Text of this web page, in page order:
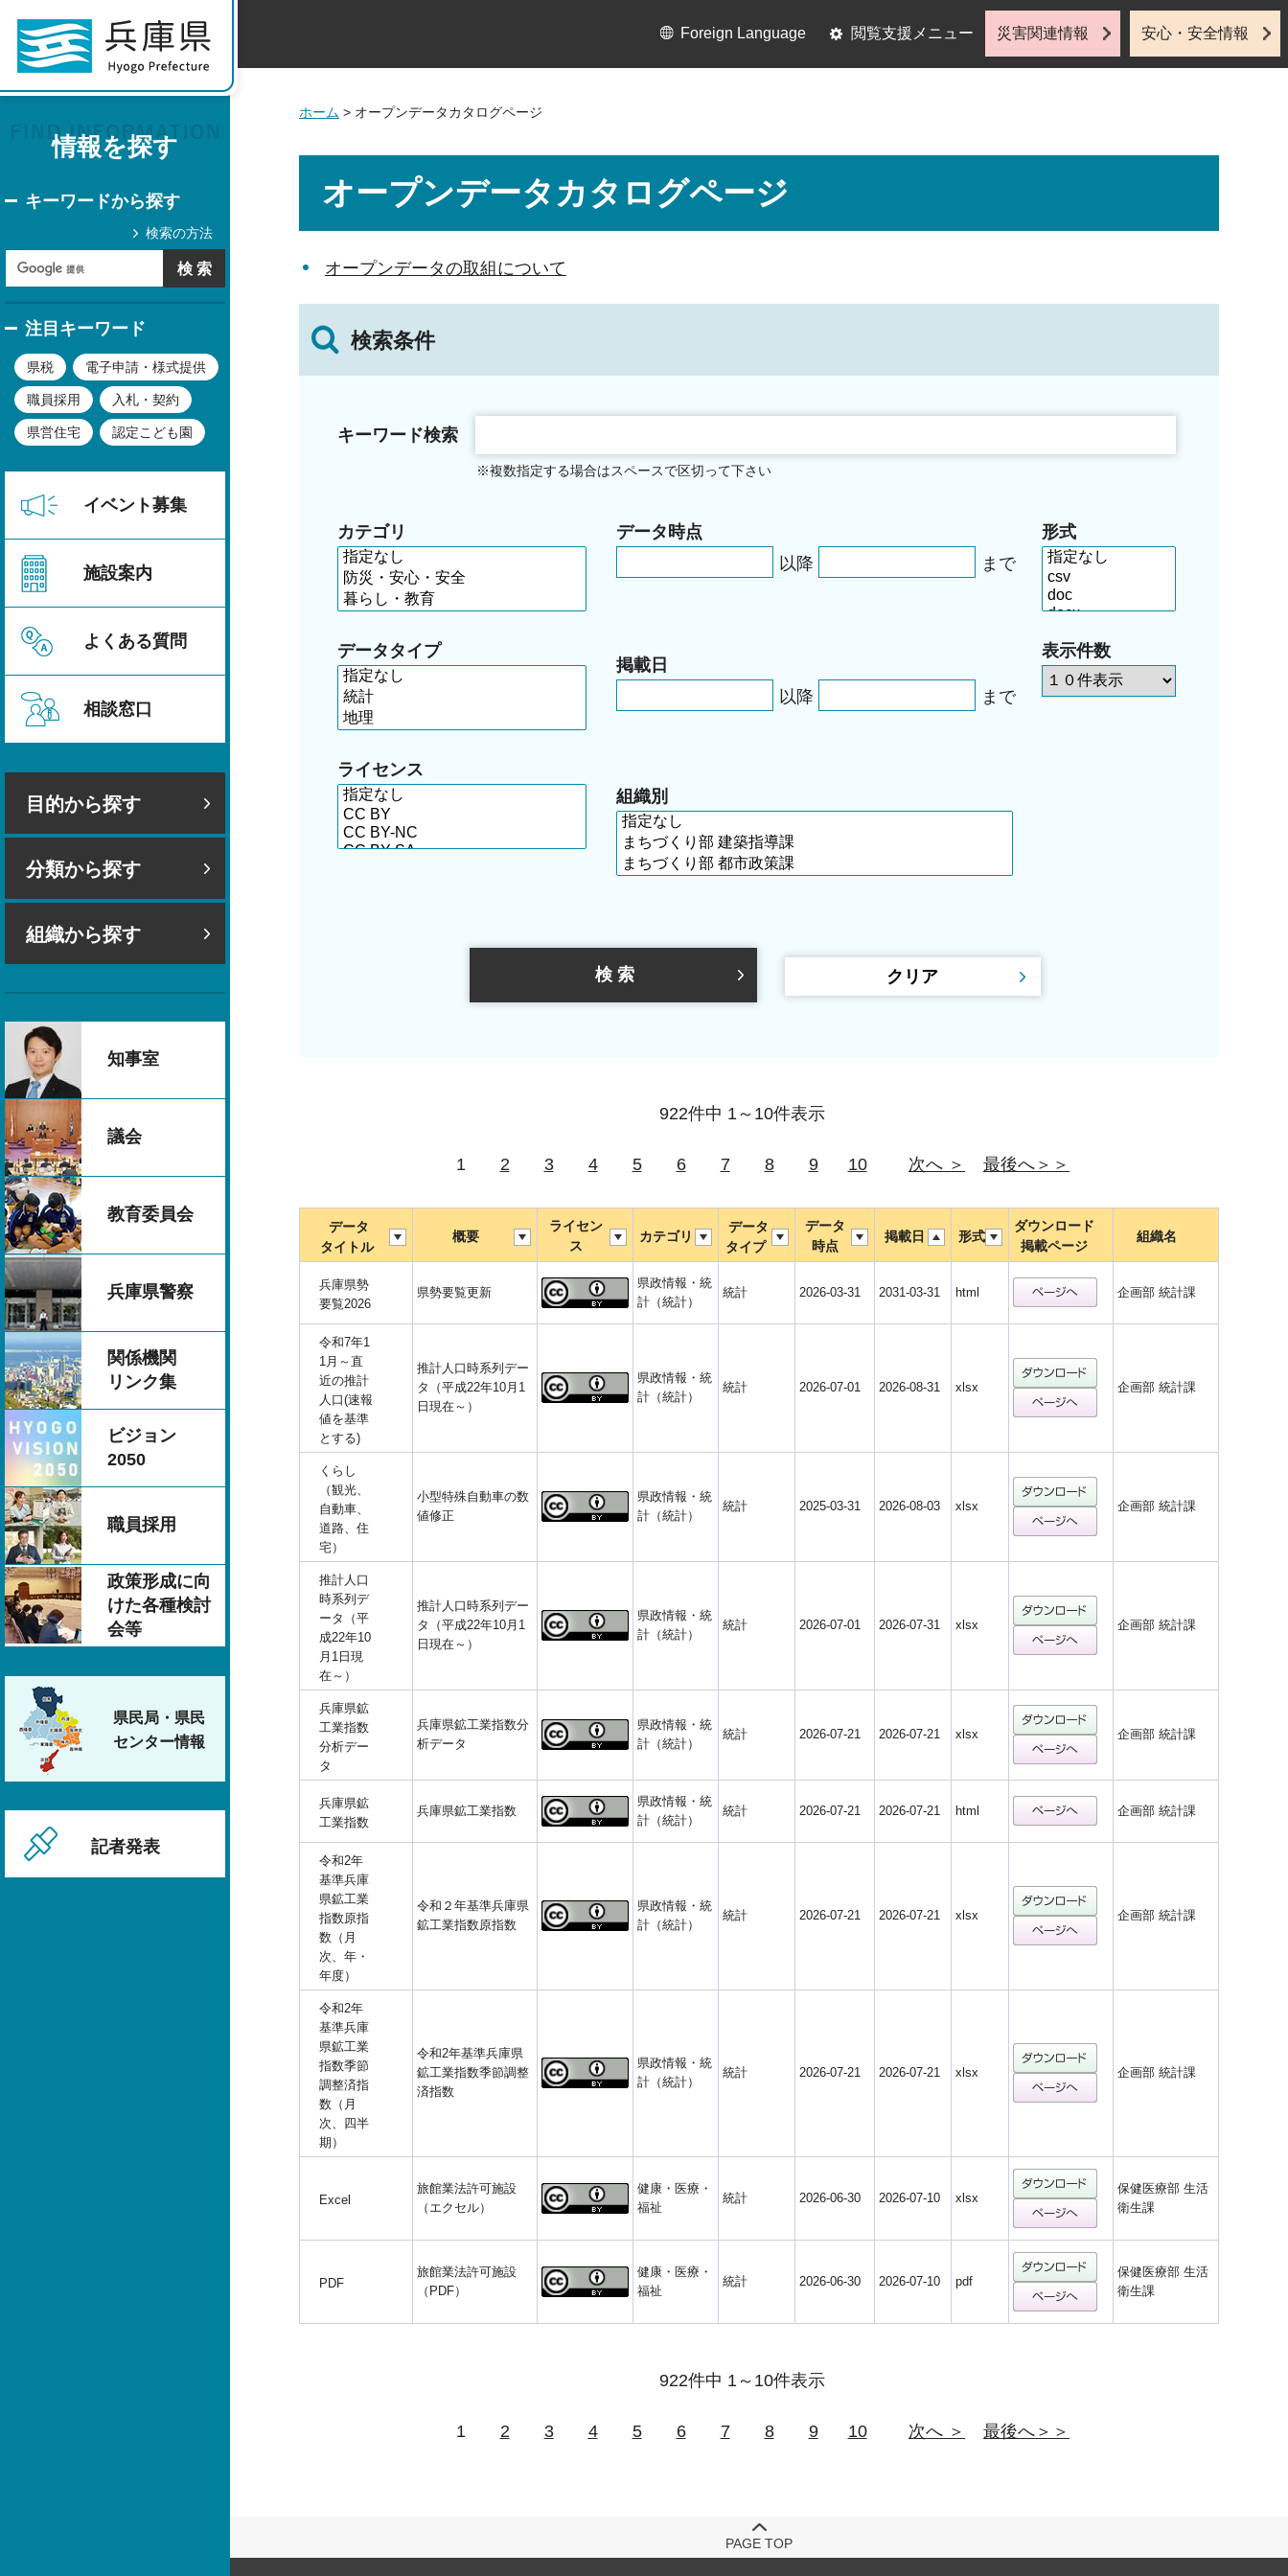
情報を探す
キーワードから探す
検索の方法
注目キーワード
県税 電子申請・様式提供
職員採用 入札・契約
県営住宅 認定こども園
イベント募集
施設案内
よくある質問
相談窓口
目的から探す
分類から探す
組織から探す
知事室
議会
教育委員会
兵庫県警察
関係機関
リンク集
ビジョン
2050
職員採用
政策形成に向
けた各種検討
会等
県民局・県民
センター情報
記者発表
Foreign Language 閲覧支援メニュー 災害関連情報 安心・安全情報
ホーム > オープンデータカタログページ
オープンデータカタログページ
オープンデータの取組について
検索条件
キーワード検索
※複数指定する場合はスペースで区切って下さい
カテゴリ
データタイプ
ライセンス
データ時点
以降
まで
掲載日
以降
まで
形式
表示件数
組織別
922件中 1～10件表示
1 2 3 4 5 6 7 8 9 10 次へ ＞ 最後へ＞＞
データ
タイトル
概要
ライセン
ス
カテゴリ
データ
タイプ
データ
時点
掲載日 形式
ダウンロード
掲載ページ
組織名
兵庫県勢
要覧2026
県勢要覧更新
県政情報・統
計（統計）
統計 2026-03-31 2031-03-31 html 企画部 統計課
令和7年1
1月～直
近の推計
人口(速報
値を基準
とする)
推計人口時系列デー
タ（平成22年10月1
日現在～）
県政情報・統
計（統計）
統計 2026-07-01 2026-08-31 xlsx 企画部 統計課
くらし
（観光、
自動車、
道路、住
宅）
小型特殊自動車の数
値修正
県政情報・統
計（統計）
統計 2025-03-31 2026-08-03 xlsx 企画部 統計課
推計人口
時系列デ
ータ（平
成22年10
月1日現
在～）
推計人口時系列デー
タ（平成22年10月1
日現在～）
県政情報・統
計（統計）
統計 2026-07-01 2026-07-31 xlsx 企画部 統計課
兵庫県鉱
工業指数
分析デー
タ
兵庫県鉱工業指数分
析データ
県政情報・統
計（統計）
統計 2026-07-21 2026-07-21 xlsx 企画部 統計課
兵庫県鉱
工業指数
兵庫県鉱工業指数
県政情報・統
計（統計）
統計 2026-07-21 2026-07-21 html 企画部 統計課
令和2年
基準兵庫
県鉱工業
指数原指
数（月
次、年・
年度）
令和２年基準兵庫県
鉱工業指数原指数
県政情報・統
計（統計）
統計 2026-07-21 2026-07-21 xlsx 企画部 統計課
令和2年
基準兵庫
県鉱工業
指数季節
調整済指
数（月
次、四半
期）
令和2年基準兵庫県
鉱工業指数季節調整
済指数
県政情報・統
計（統計）
統計 2026-07-21 2026-07-21 xlsx 企画部 統計課
Excel
旅館業法許可施設
（エクセル）
健康・医療・
福祉
統計 2026-06-30 2026-07-10 xlsx
保健医療部 生活
衛生課
PDF
旅館業法許可施設
（PDF）
健康・医療・
福祉
統計 2026-06-30 2026-07-10 pdf
保健医療部 生活
衛生課
922件中 1～10件表示
1 2 3 4 5 6 7 8 9 10 次へ ＞ 最後へ＞＞
PAGE TOP